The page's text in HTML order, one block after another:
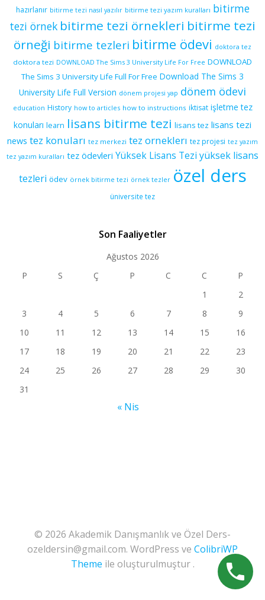
hazırlanır bitirme tezi nasıl yazılır bitirme tezi yazım kuralları bitirme
tezi örnek bitirme tezi örnekleri bitirme tezi
örneği bitirme tezleri bitirme ödevi doktora tez
doktora tezi DOWNLOAD The Sims 3 University Life For Free DOWNLOAD
The Sims 3 University Life Full For Free Download The Sims 3
University Life Full Version dönem projesi yap dönem ödevi
education History how to articles how to instructions iktisat işletme tez
konuları learn lisans bitirme tezi lisans tez lisans tezi
news tez konuları tez merkezi tez orneklerı tez projesi tez yazım
tez yazım kuralları tez ödevleri Yüksek Lisans Tezi yüksek lisans
tezleri ödev örnek bitirme tezi örnek tezler özel ders
üniversite tez
Son Faaliyetler
Ağustos 2026
P
S Ç P C C
P
1
2
3
4 5 6 7 8
9
10
11 12 13 14 15
16
17
18 19 20 21 22
23
24
25 26 27 28 29
30
31
« Nis
© 2026 Akademik Danışmanlık ve Özel Ders-
ozeldersin@gmail.com. WordPress ve ColibriWP
Theme ile oluşturulmuştur .